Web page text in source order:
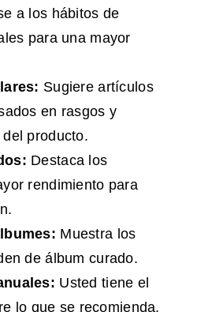
a los hábitos de
para una mayor
Sugiere artículos
en rasgos y
producto.
Destaca los
rendimiento para
Muestra los
de álbum curado.
Usted tiene el
lo que se recomienda.